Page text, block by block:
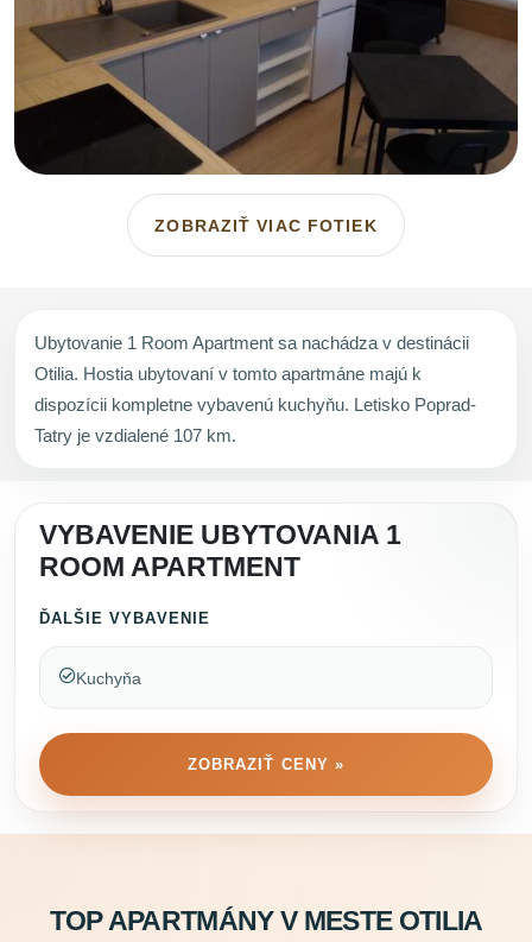
ZOBRAZIŤ VIAC FOTIEK
Ubytovanie 1 Room Apartment sa nachádza v destinácii
Otilia. Hostia ubytovaní v tomto apartmáne majú k
dispozícii kompletne vybavenú kuchyňu. Letisko Poprad-
Tatry je vzdialené 107 km.
VYBAVENIE UBYTOVANIA 1
ROOM APARTMENT
ĎALŠIE VYBAVENIE
Kuchyňa
ZOBRAZIŤ CENY »
TOP APARTMÁNY V MESTE OTILIA